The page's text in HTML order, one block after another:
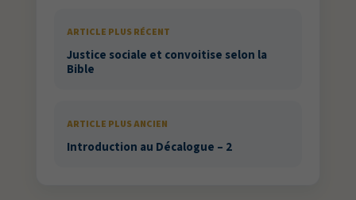
ARTICLE PLUS RÉCENT
Justice sociale et convoitise selon la
Bible
ARTICLE PLUS ANCIEN
Introduction au Décalogue – 2